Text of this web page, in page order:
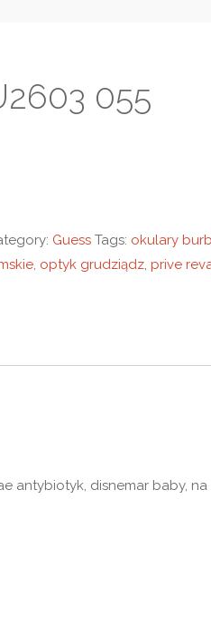
055
Guess Tags: okulary
, optyk grudziądz, prive
antybiotyk, disnemar baby, na